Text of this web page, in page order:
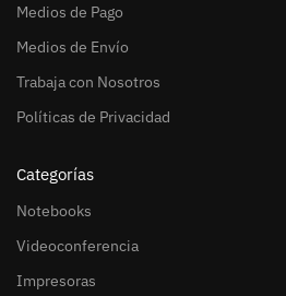
Medios de Pago
Medios de Envío
Trabaja con Nosotros
Políticas de Privacidad
Categorías
Notebooks
Videoconferencia
Impresoras